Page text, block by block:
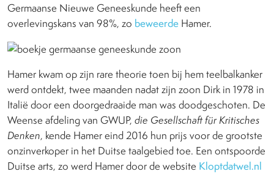
Germaanse Nieuwe Geneeskunde heeft een
overlevingskans van 98%, zo beweerde Hamer.
Hamer kwam op zijn rare theorie toen bij hem teelbalkanker
werd ontdekt, twee maanden nadat zijn zoon Dirk in 1978 in
Italië door een doorgedraaide man was doodgeschoten. De
Weense afdeling van GWUP, die Gesellschaft für Kritisches
Denken, kende Hamer eind 2016 hun prijs voor de grootste
onzinverkoper in het Duitse taalgebied toe. Een ontspoorde
Duitse arts, zo werd Hamer door de website Kloptdatwel.nl